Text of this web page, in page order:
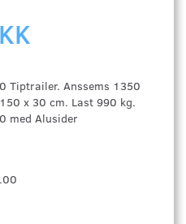
Tiptrailer. Anssems 1350
x 30 cm. Last 990 kg.
med Alusider